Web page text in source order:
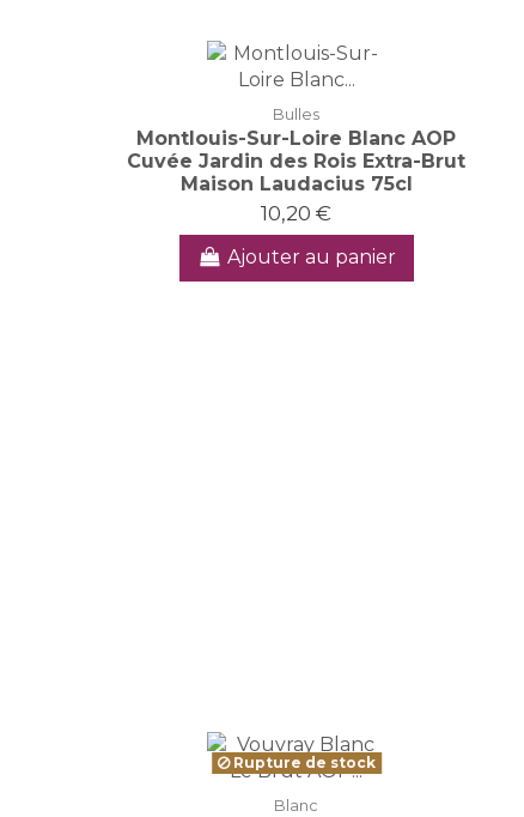
Bulles
Montlouis-Sur-Loire Blanc AOP
Cuvée Jardin des Rois Extra-Brut
Maison Laudacius 75cl
10,20 €
Ajouter au panier
Rupture de stock
Blanc